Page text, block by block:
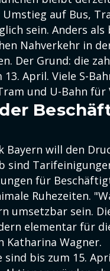
auf Bus,
sein. Anders
Nahverkehr in
Der Grund: die
April. Viele S-
und U-Bahn
Bayern will den
sind
für
Ruhezeiten.
umsetzbar sein.
elementar für
Katharina Wagner.
sind bis zum 15.